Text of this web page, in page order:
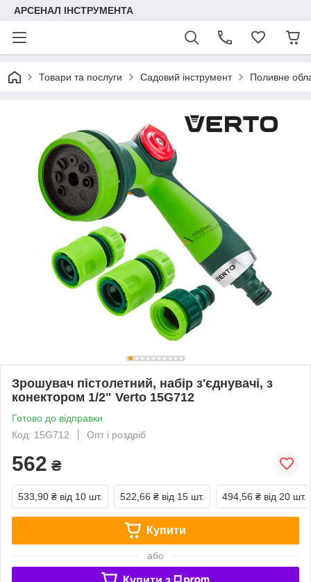
АРСЕНАЛ ІНСТРУМЕНТА
Товари та послуги Садовий інструмент Поливне
Зрошувач пістолетний, набір з'єднувачі, з
конектором 1/2" Verto 15G712
Готово до відправки
Код: 15G712
Опт і роздріб
562 ₴
533,90 ₴ від 10 шт. 522,66 ₴ від 15 шт. 494,56 ₴ від 20 шт.
Купити
або